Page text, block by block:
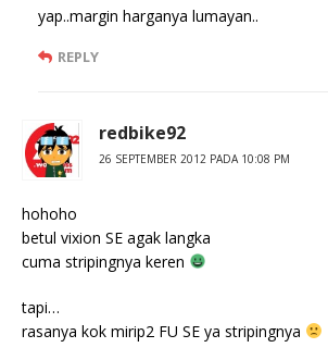
yap..margin harganya lumayan..
REPLY
redbike92
26 SEPTEMBER 2012 PADA 10:08 PM
hohoho
betul vixion SE agak langka
cuma stripingnya keren
tapi…
rasanya kok mirip2 FU SE ya stripingnya